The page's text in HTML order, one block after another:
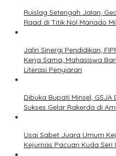
Ruislag Setengah Jalan,
Raad di Titik Nol Manado
Jalin Sinergi Pendidikan,
Kerja Sama; Mahasiswa
Literasi Penyiaran
Dibuka Bupati Minsel,
Sukses Gelar Rakerda di
Usai Sabet Juara Umum
Kejurnas Pacuan Kuda Seri